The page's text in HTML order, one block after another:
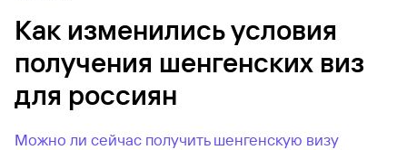
Как изменились условия
получения шенгенских виз
для россиян
Можно ли сейчас получить шенгенскую визу